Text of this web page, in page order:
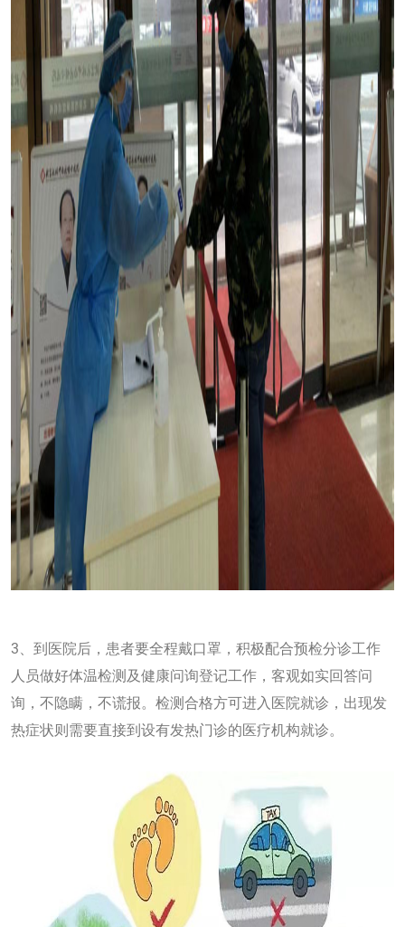
3、到医院后，患者要全程戴口罩，积极配合预检分诊工作
人员做好体温检测及健康问询登记工作，客观如实回答问
询，不隐瞒，不谎报。检测合格方可进入医院就诊，出现发
热症状则需要直接到设有发热门诊的医疗机构就诊。